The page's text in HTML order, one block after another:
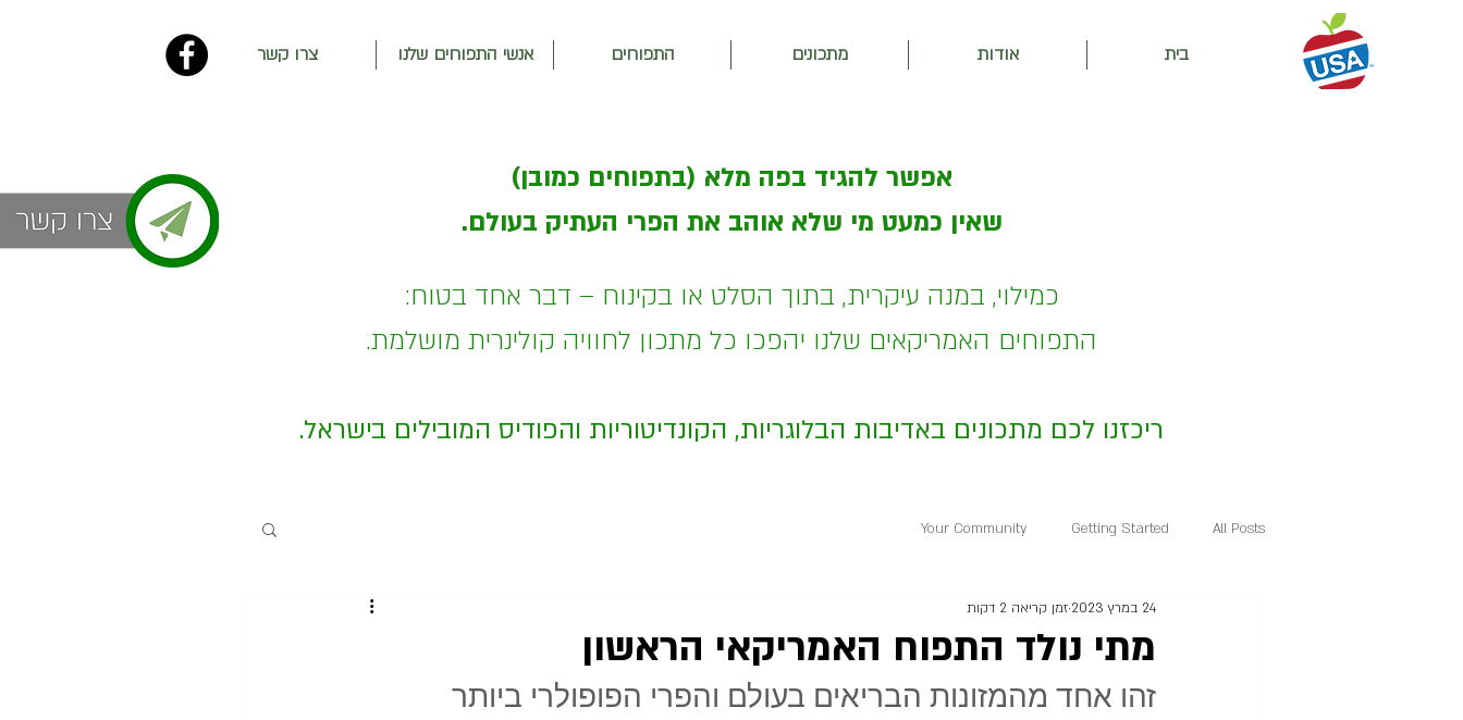
בית אודות מתכונים התפוחים אנשי התפוחים שלנו צרו קשר
אפשר להגיד בפה מלא (בתפוחים כמובן)
שאין כמעט מי שלא אוהב את הפרי העתיק בעולם.
כמילוי, במנה עיקרית, בתוך הסלט או בקינוח – דבר אחד בטוח:
התפוחים האמריקאים שלנו יהפכו כל מתכון לחוויה קולינרית מושלמת.
ריכזנו לכם מתכונים באדיבות הבלוגריות, הקונדיטוריות והפודיס המובילים בישראל.
All Posts
Getting Started
Your Community
מתי נולד התפוח האמריקאי הראשון
24 במרץ 2023 זמן קריאה 2 דקות
זהו אחד מהמזונות הבריאים בעולם והפרי הפופולרי ביותר